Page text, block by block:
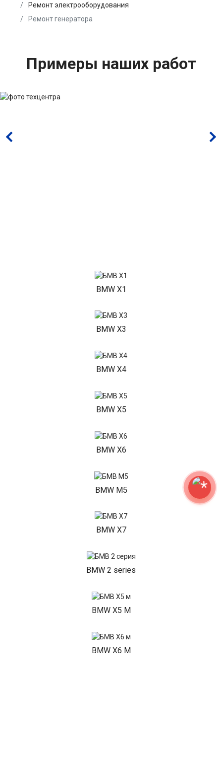
Ремонт электрооборудования
Ремонт генератора
Примеры наших работ
BMW X1
BMW X3
BMW X4
BMW X5
BMW X6
BMW M5
BMW X7
BMW 2 series
BMW X5 M
BMW X6 M